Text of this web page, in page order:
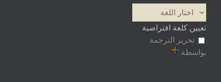
اختار اللغة
تعيين كلغة افتراضية
تحرير الترجمة
بواسطة